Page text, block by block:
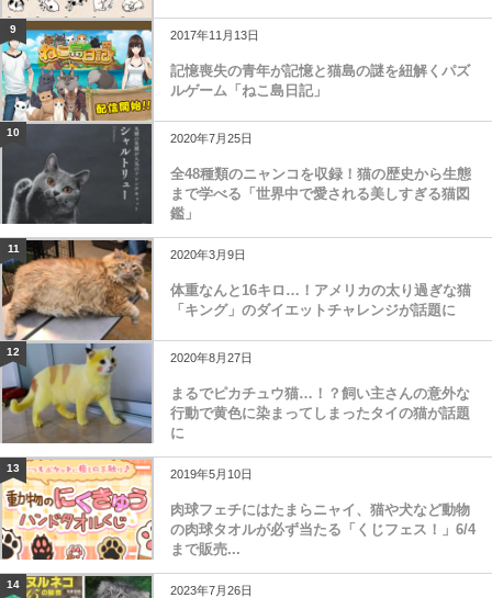
9 2017年11月13日
記憶喪失の青年が記憶と猫島の謎を紐解くパズ
ルゲーム「ねこ島日記」
10 2020年7月25日
全48種類のニャンコを収録！猫の歴史から生態
まで学べる「世界中で愛される美しすぎる猫図
鑑」
11 2020年3月9日
体重なんと16キロ…！アメリカの太り過ぎな猫
「キング」のダイエットチャレンジが話題に
12 2020年8月27日
まるでピカチュウ猫…！？飼い主さんの意外な
行動で黄色に染まってしまったタイの猫が話題
に
13 2019年5月10日
肉球フェチにはたまらニャイ、猫や犬など動物
の肉球タオルが必ず当たる「くじフェス！」6/4
まで販売...
14 2023年7月26日